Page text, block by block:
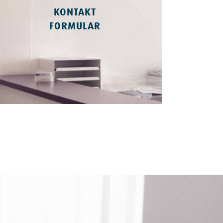
KONTAKT
FORMULAR